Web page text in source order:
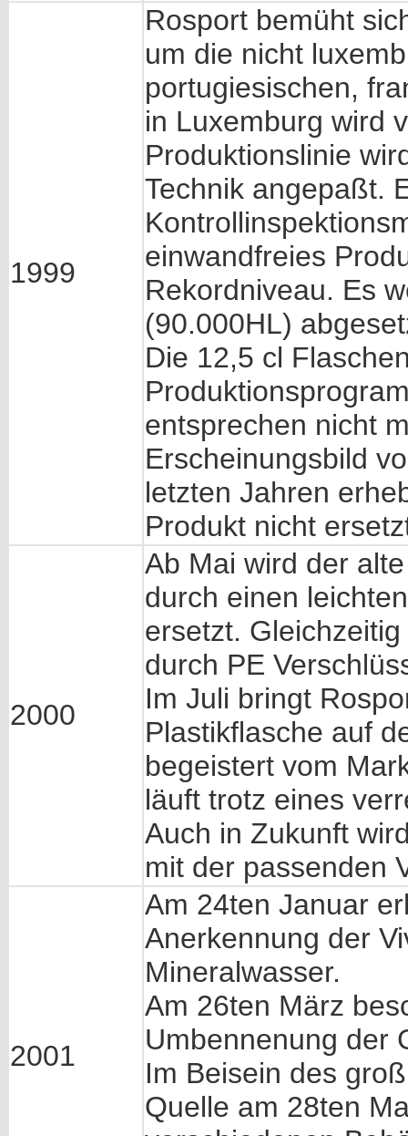
1999
Rosport bemüht
um die nicht
portugiesischen,
in Luxemburg wird
Produktionslinie
Technik angepaßt.
einwandfreies
Rekordniveau. Es
(90.000HL)
Die 12,5 cl
entsprechen nicht
Erscheinungsbild
letzten Jahren
Produkt nicht
2000
Ab Mai wird der
durch einen
ersetzt.
durch PE
Im Juli bringt
Plastikflasche auf
begeistert vom
läuft trotz eines
Auch in Zukunft
mit der passenden
2001
Am 24ten Januar
Anerkennung der
Mineralwasser.
Am 26ten März
Umbennenung der
Im Beisein des
Quelle am 28ten